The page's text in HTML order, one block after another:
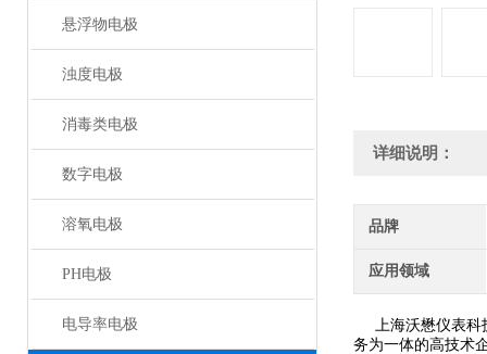
悬浮物电极
浊度电极
消毒类电极
数字电极
溶氧电极
PH电极
电导率电极
详细说明：
品牌
应用领域
上海沃懋仪表科
务为一体的高技术